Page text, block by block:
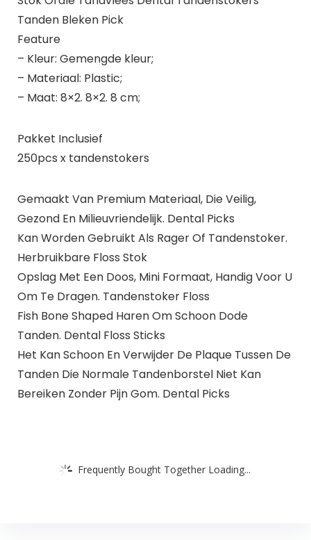
Tanden Bleken Pick
Feature
– Kleur: Gemengde kleur;
– Materiaal: Plastic;
– Maat: 8×2. 8×2. 8 cm;
Pakket Inclusief
250pcs x tandenstokers
Gemaakt Van Premium Materiaal, Die Veilig,
Gezond En Milieuvriendelijk. Dental Picks
Kan Worden Gebruikt Als Rager Of Tandenstoker.
Herbruikbare Floss Stok
Opslag Met Een Doos, Mini Formaat, Handig Voor U
Om Te Dragen. Tandenstoker Floss
Fish Bone Shaped Haren Om Schoon Dode
Tanden. Dental Floss Sticks
Het Kan Schoon En Verwijder De Plaque Tussen De
Tanden Die Normale Tandenborstel Niet Kan
Bereiken Zonder Pijn Gom. Dental Picks
Frequently Bought Together Loading...